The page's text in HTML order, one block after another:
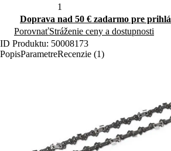
Doprava nad 50 € zadarmo pre
PorovnaťStráženie ceny a dostupnosti
ID Produktu: 50008173
PopisParametreRecenzie (1)